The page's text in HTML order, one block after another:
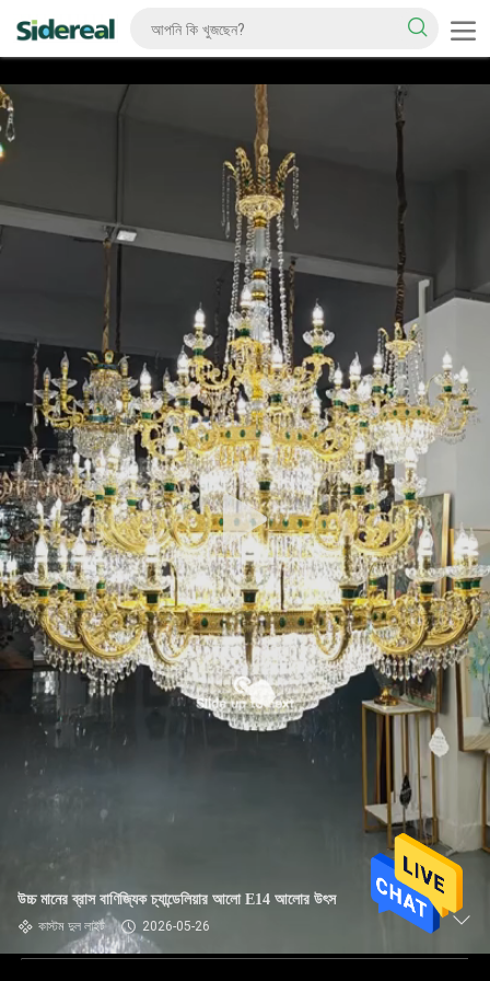
উচ্চ মানের ব্রাস বাণিজ্যিক চ্যান্ডেলিয়ার আলো E14 আলোর উৎস
কাস্টম দুল লাইট 2026-05-26